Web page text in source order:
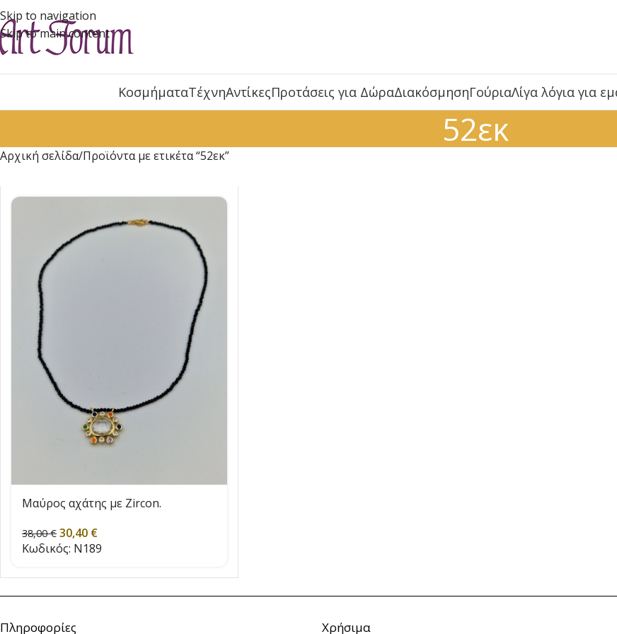
Skip to navigation
Skip to main content
ΚοσμήματαΤέχνηΑντίκεςΠροτάσεις για ΔώραΔιακόσμησηΓούριαΛίγα λόγια για
52εκ
Αρχική σελίδα Προϊόντα με ετικέτα “52εκ”
Μαύρος αχάτης με Zircon.
38,00€ 30,40 €
Κωδικός: N189
Πληροφορίες Χρήσιμα